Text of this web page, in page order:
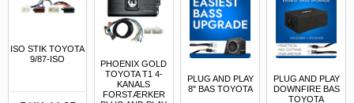
ISO STIK TOYOTA
9/87-ISO
PHOENIX GOLD
TOYOTA T1 4-
KANALS
FORSTÆRKER
PLUG AND PLAY
8" BAS TOYOTA
PLUG AND PLAY
DOWNFIRE BAS
TOYOTA